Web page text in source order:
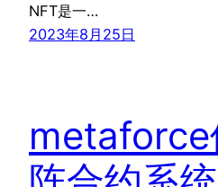
NFT是一…
2023年8月25日
metaforce